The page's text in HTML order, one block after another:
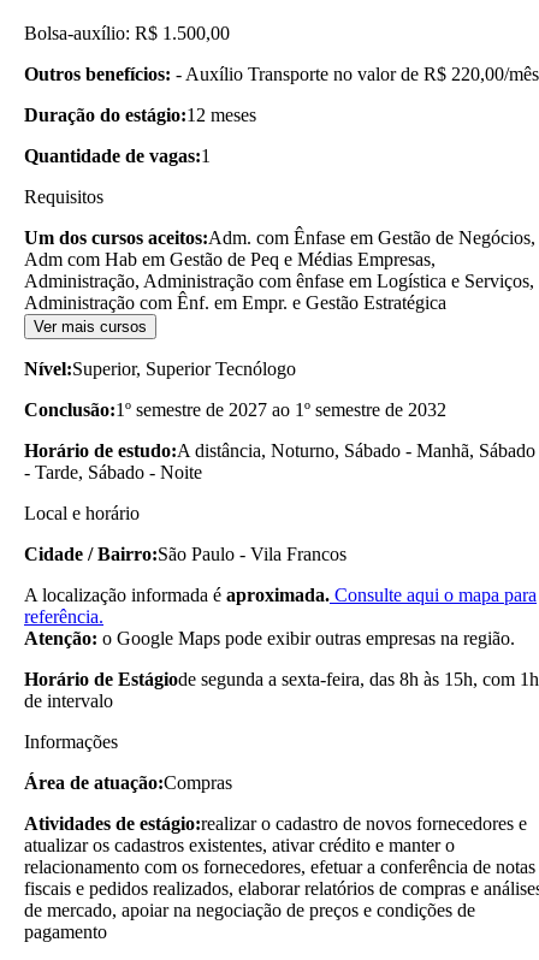
Bolsa-auxílio: R$ 1.500,00
Outros benefícios: - Auxílio Transporte no valor de R$ 220,00/
Duração do estágio:12 meses
Quantidade de vagas:1
Requisitos
Um dos cursos aceitos:Adm. com Ênfase em Gestão de Negócios,
Adm com Hab em Gestão de Peq e Médias Empresas,
Administração, Administração com ênfase em Logística e Serviços,
Administração com Ênf. em Empr. e Gestão Estratégica
Ver mais cursos
Nível:Superior, Superior Tecnólogo
Conclusão:1º semestre de 2027 ao 1º semestre de 2032
Horário de estudo:A distância, Noturno, Sábado - Manhã, Sábado
- Tarde, Sábado - Noite
Local e horário
Cidade / Bairro:São Paulo - Vila Francos
A localização informada é aproximada. Consulte aqui o mapa para
referência.
Atenção: o Google Maps pode exibir outras empresas na região.
Horário de Estágiode segunda a sexta-feira, das 8h às 15h, com 1h
de intervalo
Informações
Área de atuação:Compras
Atividades de estágio:realizar o cadastro de novos fornecedores e
atualizar os cadastros existentes, ativar crédito e manter o
relacionamento com os fornecedores, efetuar a conferência de notas
fiscais e pedidos realizados, elaborar relatórios de compras e
de mercado, apoiar na negociação de preços e condições de
pagamento